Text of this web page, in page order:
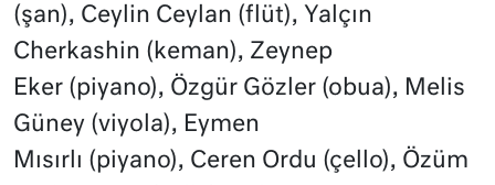
(şan), Ceylin Ceylan (flüt), Yalçın
Cherkashin (keman), Zeynep
Eker (piyano), Özgür Gözler (obua), Melis
Güney (viyola), Eymen
Mısırlı (piyano), Ceren Ordu (çello), Özüm